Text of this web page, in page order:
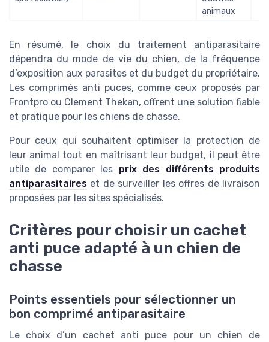
animaux
En résumé, le choix du traitement antiparasitaire
dépendra du mode de vie du chien, de la fréquence
d’exposition aux parasites et du budget du propriétaire.
Les comprimés anti puces, comme ceux proposés par
Frontpro ou Clement Thekan, offrent une solution fiable
et pratique pour les chiens de chasse.
Pour ceux qui souhaitent optimiser la protection de
leur animal tout en maîtrisant leur budget, il peut être
utile de comparer les prix des différents produits
antiparasitaires et de surveiller les offres de livraison
proposées par les sites spécialisés.
Critères pour choisir un cachet
anti puce adapté à un chien de
chasse
Points essentiels pour sélectionner un
bon comprimé antiparasitaire
Le choix d’un cachet anti puce pour un chien de